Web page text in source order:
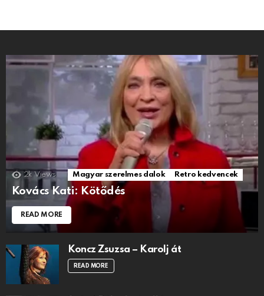
2k Views Magyar szerelmes dalok Retro kedvencek
Kovács Kati: Kötődés
READ MORE
Koncz Zsuzsa – Karolj át
READ MORE